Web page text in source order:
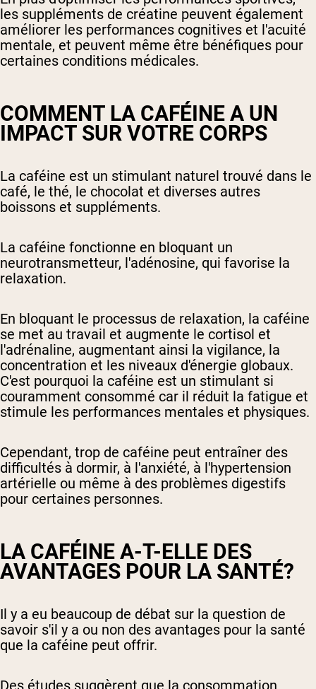
les suppléments de créatine peuvent également
améliorer les performances cognitives et l'acuité
mentale, et peuvent même être bénéfiques pour
certaines conditions médicales.
COMMENT LA CAFÉINE A UN
IMPACT SUR VOTRE CORPS
La caféine est un stimulant naturel trouvé dans le
café, le thé, le chocolat et diverses autres
boissons et suppléments.
La caféine fonctionne en bloquant un
neurotransmetteur, l'adénosine, qui favorise la
relaxation.
En bloquant le processus de relaxation, la caféine
se met au travail et augmente le cortisol et
l'adrénaline, augmentant ainsi la vigilance, la
concentration et les niveaux d'énergie globaux.
C'est pourquoi la caféine est un stimulant si
couramment consommé car il réduit la fatigue et
stimule les performances mentales et physiques.
Cependant, trop de caféine peut entraîner des
difficultés à dormir, à l'anxiété, à l'hypertension
artérielle ou même à des problèmes digestifs
pour certaines personnes.
LA CAFÉINE A-T-ELLE DES
AVANTAGES POUR LA SANTÉ?
Il y a eu beaucoup de débat sur la question de
savoir s'il y a ou non des avantages pour la santé
que la caféine peut offrir.